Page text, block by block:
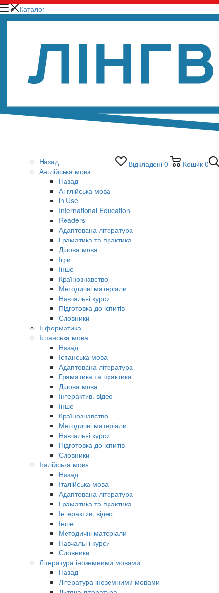
Відкладені 0 Кошик 0
Каталог
Назад
Англійська мова
Назад
Англійська мова
in Use
International Education
Readers
Адаптована література
Граматика та практика
Ділова мова
Ігри
Інше
Країнознавство
Методичні матеріали
Навчальні курси
Підготовка до іспитів
Словники
Інформатика
Іспанська мова
Назад
Іспанська мова
Адаптована література
Граматика та практика
Ділова мова
Інтерактив. відео
Інше
Країнознавство
Методичні матеріали
Навчальні курси
Підготовка до іспитів
Словники
Італійська мова
Назад
Італійська мова
Адаптована література
Граматика та практика
Інтерактив. відео
Інше
Методичні матеріали
Навчальні курси
Словники
Література іноземними мовами
Назад
Література іноземними мовами